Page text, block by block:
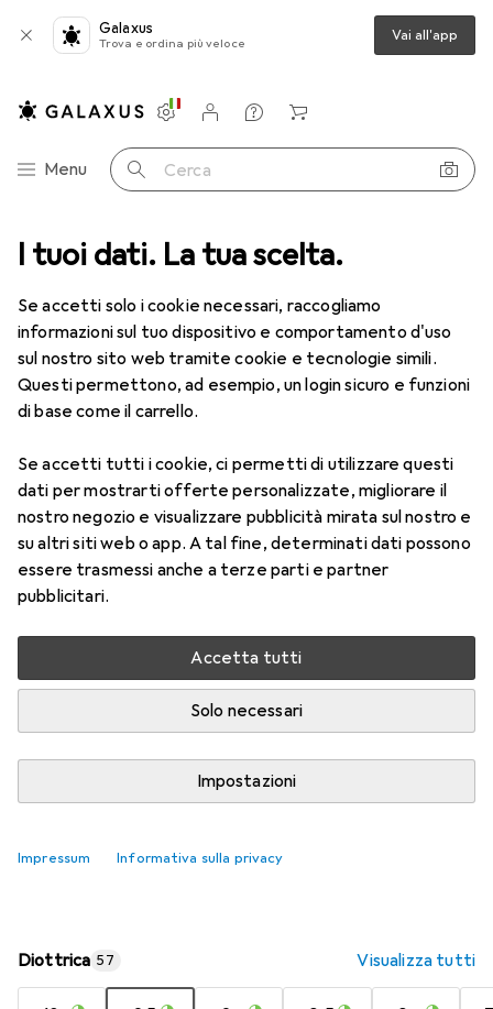
I tuoi dati. La tua scelta.
Se accetti solo i cookie necessari, raccogliamo
informazioni sul tuo dispositivo e comportamento d'uso
sul nostro sito web tramite cookie e tecnologie simili.
Questi permettono, ad esempio, un login sicuro e funzioni
di base come il carrello.
Se accetti tutti i cookie, ci permetti di utilizzare questi
dati per mostrarti offerte personalizzate, migliorare il
nostro negozio e visualizzare pubblicità mirata sul nostro e
su altri siti web o app. A tal fine, determinati dati possono
essere trasmessi anche a terze parti e partner
pubblicitari.
Accetta tutti
Solo necessari
Impostazioni
Impressum Informativa sulla privacy
Galaxus
Trova e ordina più veloce Vai all'app
Categoria Navigazione
Menu Cerca
Impostazioni
Conto cliente
Liste di confronto
Liste dei desideri
Carrello
Lenti a contatto Air Optix più HydraGlyde per l'astigmatismo
1 Immagine
Air Optix più HydraGlyde per
-9.5, Obiettivo mensile, 6 pz., Torico
Prezzo in EUR IVA incl.
EUR
49,16 EUR
8,20/1pz.
Consegna tra lun, 17/8 e mer, 19/8
Più di 10 pezzi in stock presso il fornitore
Aggiungi al carrello
Diottrica 57 Visualizza tutti